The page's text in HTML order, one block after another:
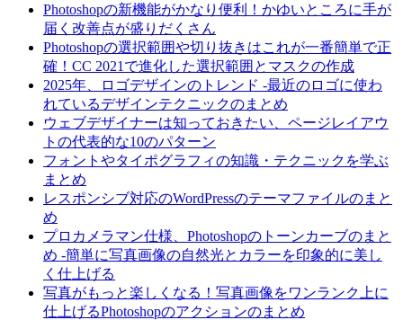
Photoshopの新機能がかなり便利！かゆいところに手が
届く改善点が盛りだくさん
Photoshopの選択範囲や切り抜きはこれが一番簡単で正
確！CC 2021で進化した選択範囲とマスクの作成
2025年、ロゴデザインのトレンド -最近のロゴに使わ
れているデザインテクニックのまとめ
ウェブデザイナーは知っておきたい、ページレイアウ
トの代表的な10のパターン
フォントやタイポグラフィの知識・テクニックを学ぶ
まとめ
レスポンシブ対応のWordPressのテーマファイルのまと
め
プロカメラマン仕様、Photoshopのトーンカーブのまと
め -簡単に写真画像の自然光とカラーを印象的に美し
く仕上げる
写真がもっと楽しくなる！写真画像をワンランク上に
仕上げるPhotoshopのアクションのまとめ